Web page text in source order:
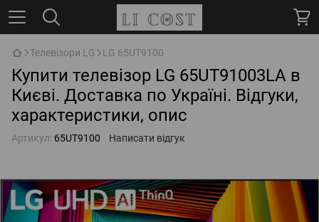
Телевізори LG LG 65UT9100
Купити телевізор LG 65UT91003LA в
Києві. Доставка по Україні. Відгуки,
характеристики, опис
Артикул: 65UT9100 Написати відгук